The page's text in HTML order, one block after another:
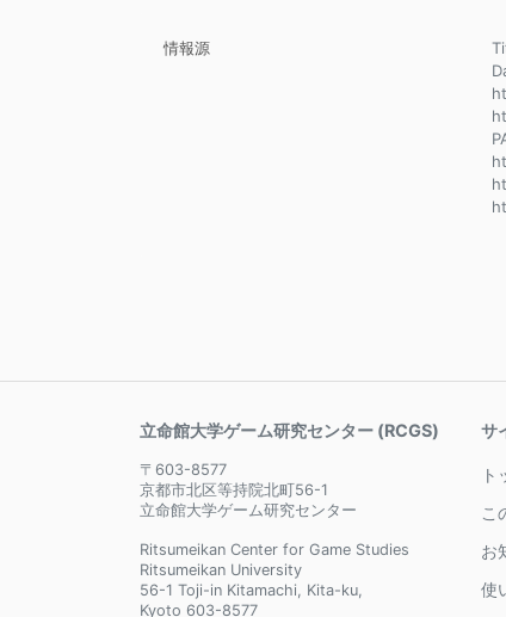
情報源
立命館大学ゲーム研究センター (RCGS)
〒603-8577
京都市北区等持院北町56-1
立命館大学ゲーム研究センター
Ritsumeikan Center for Game Studies
Ritsumeikan University
56-1 Toji-in Kitamachi, Kita-ku,
Kyoto 603-8577
サ
ト
こ
お
使